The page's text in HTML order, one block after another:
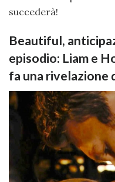
succederà!
Beautiful,
episodio: Liam e
fa una rivelazione